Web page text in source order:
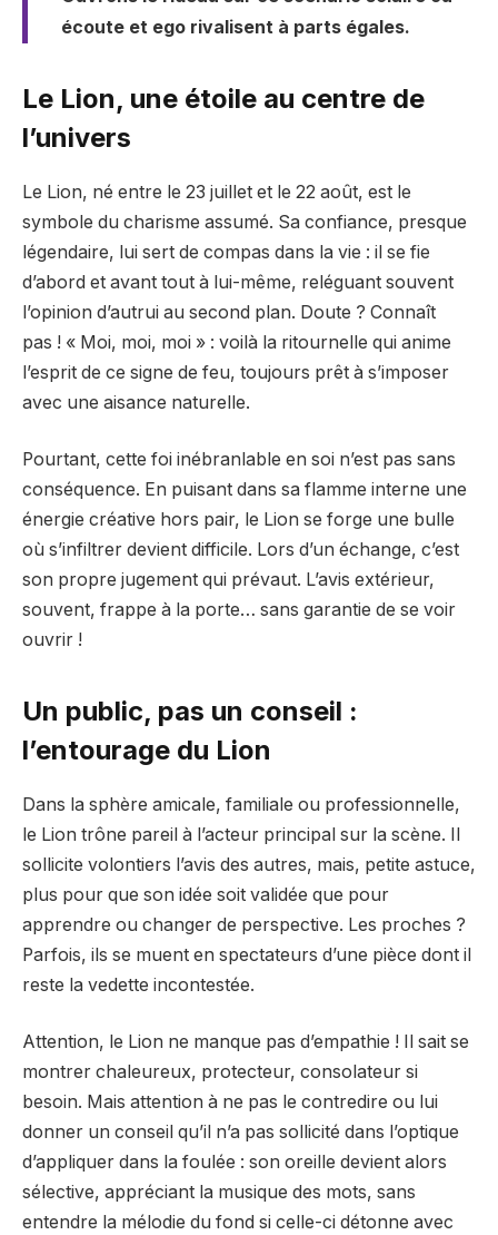
écoute et ego rivalisent à parts égales.
Le Lion, une étoile au centre de
l’univers
Le Lion, né entre le 23 juillet et le 22 août, est le
symbole du charisme assumé. Sa confiance, presque
légendaire, lui sert de compas dans la vie : il se fie
d’abord et avant tout à lui-même, reléguant souvent
l’opinion d’autrui au second plan. Doute ? Connaît
pas ! « Moi, moi, moi » : voilà la ritournelle qui anime
l’esprit de ce signe de feu, toujours prêt à s’imposer
avec une aisance naturelle.
Pourtant, cette foi inébranlable en soi n’est pas sans
conséquence. En puisant dans sa flamme interne une
énergie créative hors pair, le Lion se forge une bulle
où s’infiltrer devient difficile. Lors d’un échange, c’est
son propre jugement qui prévaut. L’avis extérieur,
souvent, frappe à la porte… sans garantie de se voir
ouvrir !
Un public, pas un conseil :
l’entourage du Lion
Dans la sphère amicale, familiale ou professionnelle,
le Lion trône pareil à l’acteur principal sur la scène. Il
sollicite volontiers l’avis des autres, mais, petite astuce,
plus pour que son idée soit validée que pour
apprendre ou changer de perspective. Les proches ?
Parfois, ils se muent en spectateurs d’une pièce dont il
reste la vedette incontestée.
Attention, le Lion ne manque pas d’empathie ! Il sait se
montrer chaleureux, protecteur, consolateur si
besoin. Mais attention à ne pas le contredire ou lui
donner un conseil qu’il n’a pas sollicité dans l’optique
d’appliquer dans la foulée : son oreille devient alors
sélective, appréciant la musique des mots, sans
entendre la mélodie du fond si celle-ci détonne avec